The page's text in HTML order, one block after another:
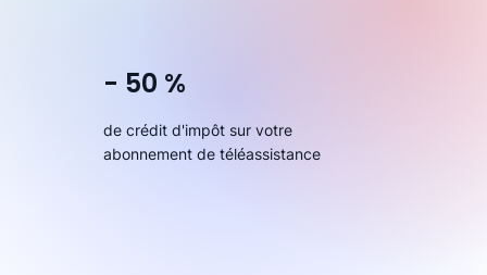
- 50 %
de crédit d'impôt sur votre
abonnement de téléassistance